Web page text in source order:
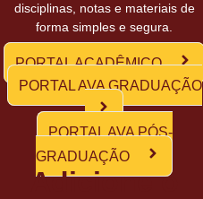
disciplinas, notas e materiais de
forma simples e segura.
PORTAL ACADÊMICO
PORTAL AVA GRADUAÇÃO
PORTAL AVA PÓS-
GRADUAÇÃO
Adicione o